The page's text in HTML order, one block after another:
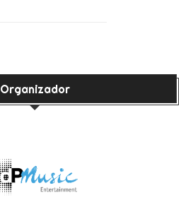
Organizador